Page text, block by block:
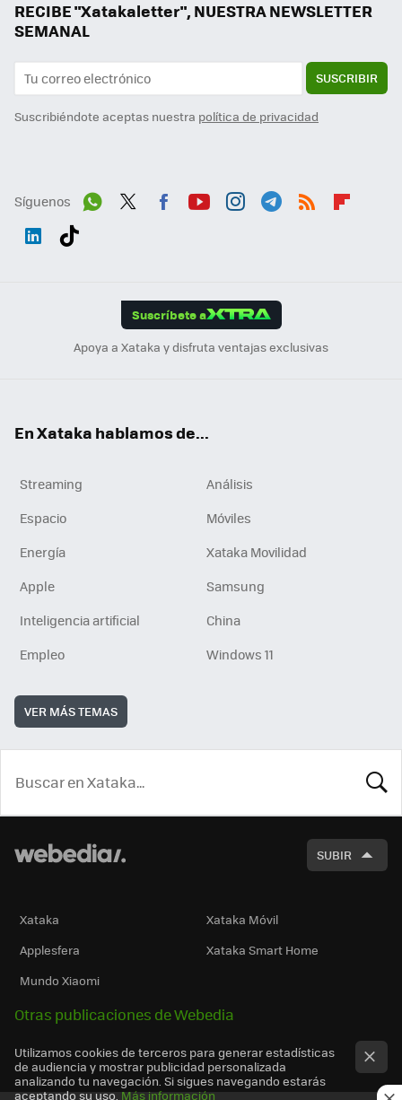
RECIBE "Xatakaletter", NUESTRA NEWSLETTER
SEMANAL
SUSCRIBIR
Suscribiéndote aceptas nuestra política de privacidad
Síguenos
Suscríbete a
Apoya a Xataka y disfruta ventajas exclusivas
En Xataka hablamos de...
Streaming
Análisis
Espacio
Móviles
Energía
Xataka Movilidad
Apple
Samsung
Inteligencia artificial
China
Empleo
Windows 11
VER MÁS TEMAS
SUBIR
Xataka
Xataka Móvil
Applesfera
Xataka Smart Home
Mundo Xiaomi
Otras publicaciones de Webedia
Utilizamos cookies de terceros para generar estadísticas
de audiencia y mostrar publicidad personalizada
analizando tu navegación. Si sigues navegando estarás
aceptando su uso. Más información